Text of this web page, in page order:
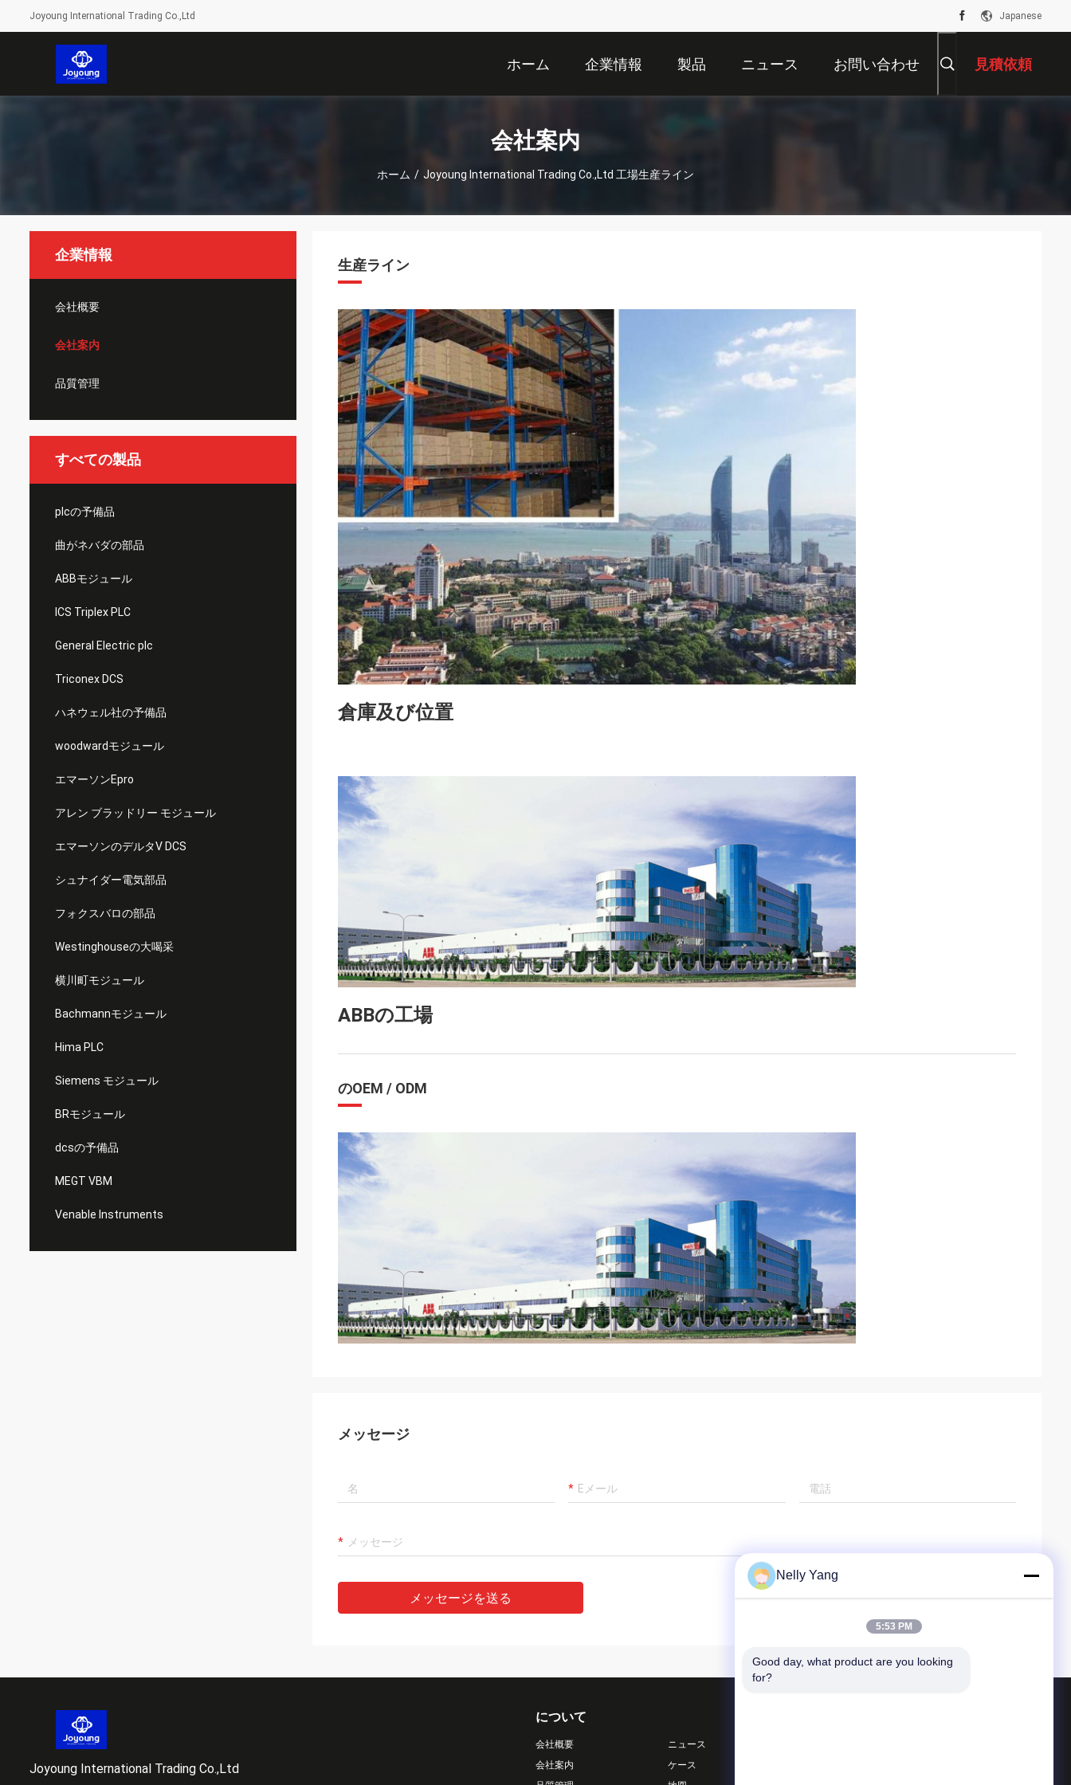
Joyoung International Trading Co.,Ltd Japanese
ホーム 企業情報 製品 ニュース お問い合わせ 見積依頼
会社案内
ホーム / Joyoung International Trading Co.,Ltd 工場生産ライン
企業情報
会社概要
会社案内
品質管理
すべての製品
plcの予備品
曲がネバダの部品
ABBモジュール
ICS Triplex PLC
General Electric plc
Triconex DCS
ハネウェル社の予備品
woodwardモジュール
エマーソンEpro
アレン ブラッドリー モジュール
エマーソンのデルタV DCS
シュナイダー電気部品
フォクスバロの部品
Westinghouseの大喝采
横川町モジュール
Bachmannモジュール
Hima PLC
Siemens モジュール
BRモジュール
dcsの予備品
MEGT VBM
Venable Instruments
生産ライン
倉庫及び位置
ABBの工場
のOEM / ODM
メッセージ
メッセージを送る
Joyoung International Trading Co.,Ltd
について
会社概要
会社案内
ニュース
ケース
Nelly Yang
5:53 PM
Good day, what product are you looking
for?